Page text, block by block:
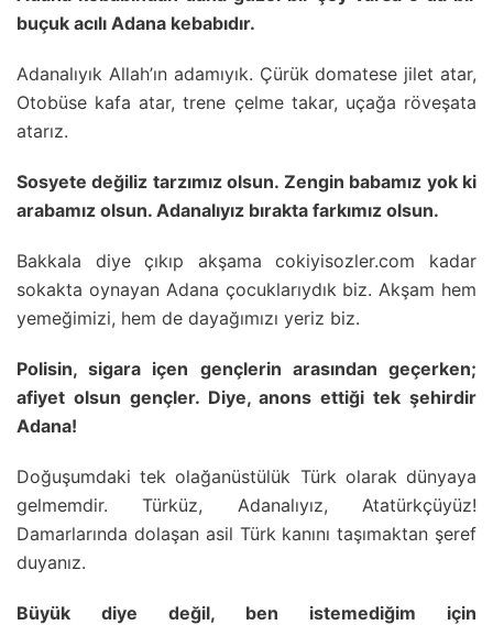
buçuk acılı Adana kebabıdır.
Adanalıyık Allah’ın adamıyık. Çürük domatese jilet atar,
Otobüse kafa atar, trene çelme takar, uçağa röveşata
atarız.
Sosyete değiliz tarzımız olsun. Zengin babamız yok ki
arabamız olsun. Adanalıyız bırakta farkımız olsun.
Bakkala diye çıkıp akşama cokiyisozler.com kadar
sokakta oynayan Adana çocuklarıydık biz. Akşam hem
yemeğimizi, hem de dayağımızı yeriz biz.
Polisin, sigara içen gençlerin arasından geçerken;
afiyet olsun gençler. Diye, anons ettiği tek şehirdir
Adana!
Doğuşumdaki tek olağanüstülük Türk olarak dünyaya
gelmemdir. Türküz, Adanalıyız, Atatürkçüyüz!
Damarlarında dolaşan asil Türk kanını taşımaktan şeref
duyanız.
Büyük diye değil, ben istemediğim için